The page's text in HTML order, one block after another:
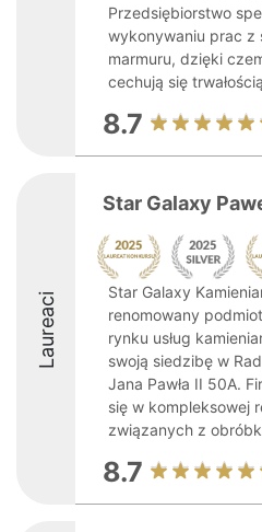
Przedsiębiorstwo
wykonywaniu prac z
marmuru, dzięki
cechują się
8.7
Laureaci
Star Galaxy
Star Galaxy
renomowany
rynku usług
swoją siedzibę w
Jana Pawła II 50A.
się w kompleksowej
związanych z
8.7